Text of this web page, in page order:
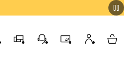
ProdavniceKorisnička podrška
ProgramMoj nalogMy